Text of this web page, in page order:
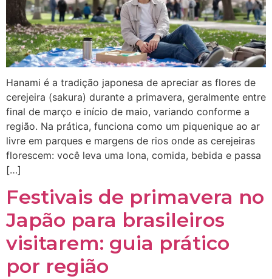
Hanami é a tradição japonesa de apreciar as flores de
cerejeira (sakura) durante a primavera, geralmente entre
final de março e início de maio, variando conforme a
região. Na prática, funciona como um piquenique ao ar
livre em parques e margens de rios onde as cerejeiras
florescem: você leva uma lona, comida, bebida e passa
[…]
Festivais de primavera no
Japão para brasileiros
visitarem: guia prático
por região